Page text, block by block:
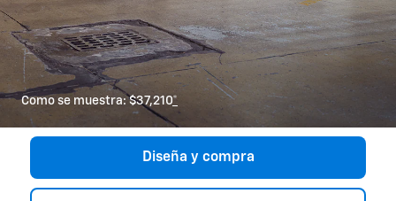
Como se muestra: $37,210*
Diseña y compra